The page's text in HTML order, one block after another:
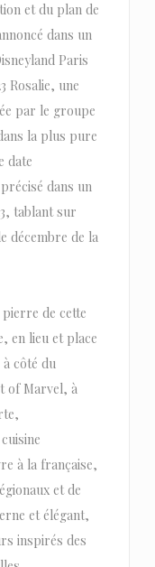
et du plan de
dans un
Paris
Rosalie, une
par le groupe
la plus pure
date
dans un
tablant sur
décembre de la
de cette
en lieu et place
côté du
of Marvel, à
à la française,
et de
et élégant,
inspirés des